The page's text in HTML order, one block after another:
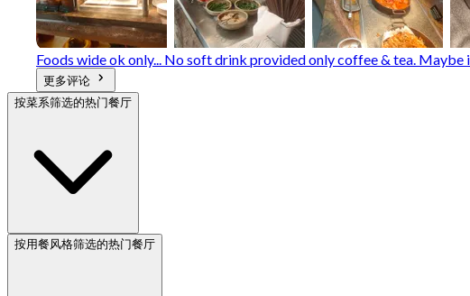
Foods wide ok only... No soft drink provided only coffee & tea.
更多评论
按菜系筛选的热门餐厅
按用餐风格筛选的热门餐厅